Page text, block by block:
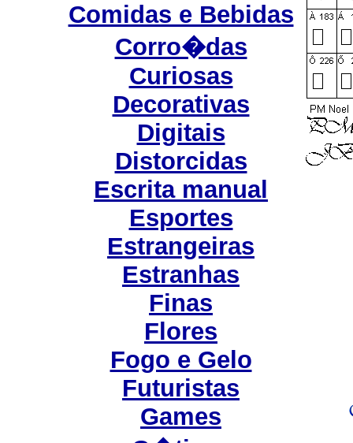
Comidas e Bebidas
Corro�das
Curiosas
Decorativas
Digitais
Distorcidas
Escrita manual
Esportes
Estrangeiras
Estranhas
Finas
Flores
Fogo e Gelo
Futuristas
Games